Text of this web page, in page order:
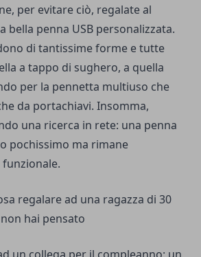
per evitare ciò, regalate al
bella penna USB personalizzata.
di tantissime forme e tutte
a tappo di sughero, a quella
per la pennetta multiuso che
da portachiavi. Insomma,
una ricerca in rete: una penna
pochissimo ma rimane
regalare ad una ragazza di 30
hai pensato